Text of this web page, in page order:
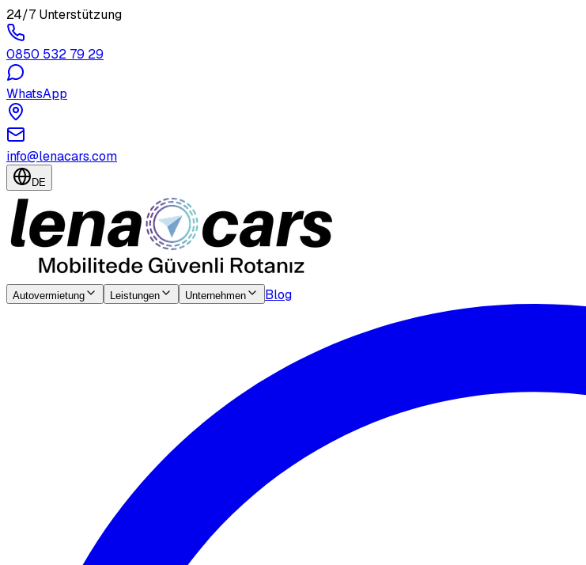
24/7 Unterstützung
0850 532 79 29
WhatsApp
info@lenacars.com
DE
Autovermietung Leistungen Unternehmen Blog